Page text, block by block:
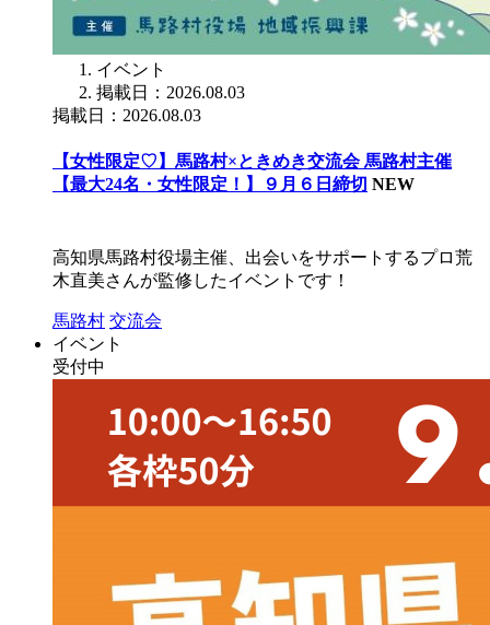
イベント
掲載日：2026.08.03
掲載日：2026.08.03
【女性限定♡】馬路村×ときめき交流会 馬路村主催
【最大24名・女性限定！】９月６日締切 NEW
高知県馬路村役場主催、出会いをサポートするプロ荒
木直美さんが監修したイベントです！
馬路村 交流会
イベント
受付中